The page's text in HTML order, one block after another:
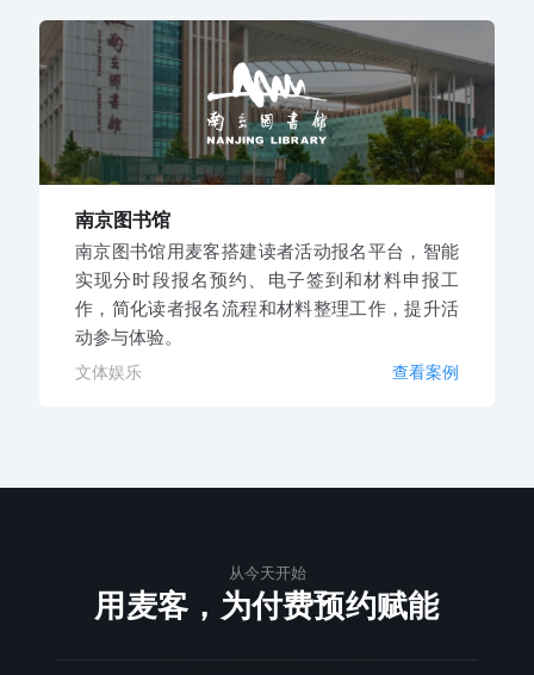
南京图书馆
南京图书馆用麦客搭建读者活动报名平台，智能
实现分时段报名预约、电子签到和材料申报工
作，简化读者报名流程和材料整理工作，提升活
动参与体验。
文体娱乐 查看案例
从今天开始
用麦客，为付费预约赋能